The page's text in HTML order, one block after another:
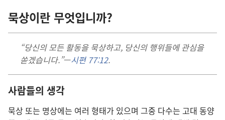
묵상이란 무엇입니까?
“당신의 모든 활동을 묵상하고, 당신의 행위들에 관심을
쏟겠습니다.”—시편 77:12.
사람들의 생각
묵상 또는 명상에는 여러 형태가 있으며 그중 다수는 고대 동양